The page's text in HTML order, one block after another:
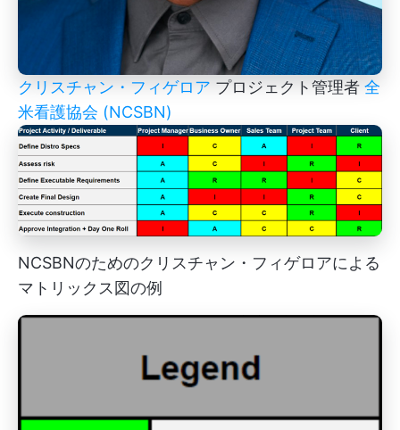
クリスチャン・フィゲロア プロジェクト管理者 全
米看護協会 (NCSBN)
NCSBNのためのクリスチャン・フィゲロアによる
マトリックス図の例